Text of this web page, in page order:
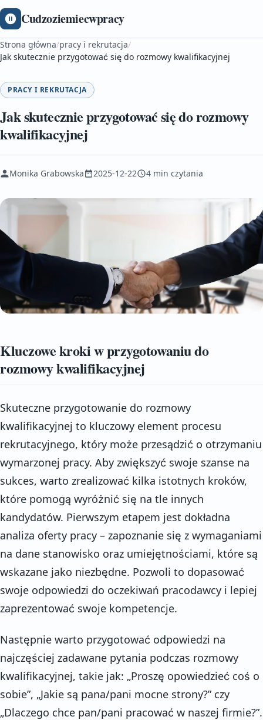
Cudzoziemiecwpracy
Strona główna/pracy i rekrutacja/
Jak skutecznie przygotować się do rozmowy kwalifikacyjnej
PRACY I REKRUTACJA
Jak skutecznie przygotować się do rozmowy
kwalifikacyjnej
Monika Grabowska 2025-12-22 4 min czytania
Kluczowe kroki w przygotowaniu do
rozmowy kwalifikacyjnej
Skuteczne przygotowanie do rozmowy
kwalifikacyjnej to kluczowy element procesu
rekrutacyjnego, który może przesądzić o otrzymaniu
wymarzonej pracy. Aby zwiększyć swoje szanse na
sukces, warto zrealizować kilka istotnych kroków,
które pomogą wyróżnić się na tle innych
kandydatów. Pierwszym etapem jest dokładna
analiza oferty pracy – zapoznanie się z wymaganiami
na dane stanowisko oraz umiejętnościami, które są
wskazane jako niezbędne. Pozwoli to dopasować
swoje odpowiedzi do oczekiwań pracodawcy i lepiej
zaprezentować swoje kompetencje.
Następnie warto przygotować odpowiedzi na
najczęściej zadawane pytania podczas rozmowy
kwalifikacyjnej, takie jak: „Proszę opowiedzieć coś o
sobie”, „Jakie są pana/pani mocne strony?” czy
„Dlaczego chce pan/pani pracować w naszej firmie?”.